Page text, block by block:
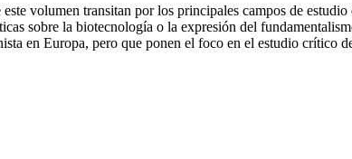
volumen transitan por los principales campos de
sobre la biotecnología o la expresión del
en Europa, pero que ponen el foco en el estudio crítico